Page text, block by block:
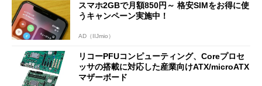
スマホ2GBで月額850円～ 格安SIMをお得に使
うキャンペーン実施中！
AD（IIJmio）
リコーPFUコンピューティング、Coreプロセ
ッサの搭載に対応した産業向けATX/microATX
マザーボード